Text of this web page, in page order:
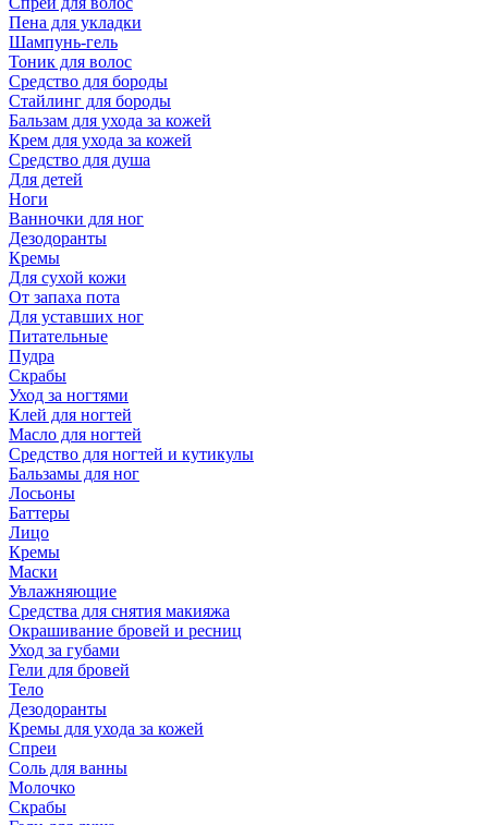
Пена для укладки
Шампунь-гель
Тоник для волос
Средство для бороды
Стайлинг для бороды
Бальзам для ухода за кожей
Крем для ухода за кожей
Средство для душа
Для детей
Ноги
Ванночки для ног
Дезодоранты
Кремы
Для сухой кожи
От запаха пота
Для уставших ног
Питательные
Пудра
Скрабы
Уход за ногтями
Клей для ногтей
Масло для ногтей
Средство для ногтей и кутикулы
Бальзамы для ног
Лосьоны
Баттеры
Лицо
Кремы
Маски
Увлажняющие
Средства для снятия макияжа
Окрашивание бровей и ресниц
Уход за губами
Гели для бровей
Тело
Дезодоранты
Кремы для ухода за кожей
Спреи
Соль для ванны
Молочко
Скрабы